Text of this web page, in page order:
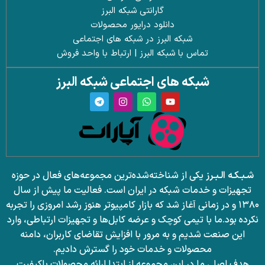
گارانتی شبکه البرز
دانلود درایور محصولات
شبکه البرز در شبکه های اجتماعی
تماس با شبکه البرز | ارتباط با واحد فروش
شبکه های اجتماعی شبکه البرز
شـبـکـه الـبـرز یکی از شناخته‌شده‌ترین مجموعه‌های فعال در حوزه
تجهیزات و خدمات شبکه در ایران است. فعالیت ما پیش از سال
۱۳۸۰ و در زمانی آغاز شد که بازار کامپیوتر هنوز رشد امروزی را تجربه
نکرده بود.ما با تیمی کوچک و عرضه کابل‌ها و تجهیزات ارتباطی، وارد
این صنعت شدیم و به مرور با افزایش تقاضای کاربران، دامنه
محصولات و خدمات خود را گسترش دادیم.